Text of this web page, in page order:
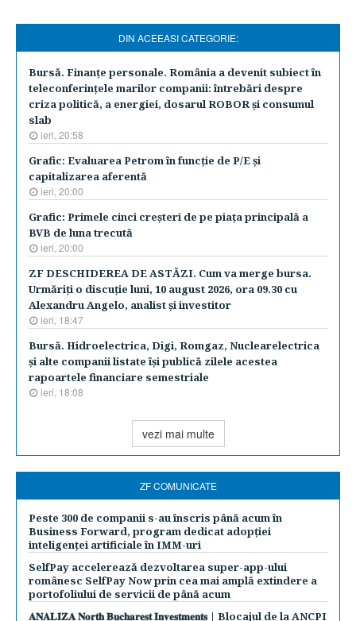
DIN ACEEASI CATEGORIE:
Bursă. Finanţe personale. România a devenit subiect în
teleconferinţele marilor companii: întrebări despre
criza politică, a energiei, dosarul ROBOR şi consumul
slab
ieri, 20:58
Grafic: Evaluarea Petrom în funcţie de P/E şi
capitalizarea aferentă
ieri, 20:00
Grafic: Primele cinci creşteri de pe piaţa principală a
BVB de luna trecută
ieri, 20:00
ZF DESCHIDEREA DE ASTĂZI. Cum va merge bursa.
Urmăriţi o discuţie luni, 10 august 2026, ora 09.30 cu
Alexandru Angelo, analist şi investitor
ieri, 18:47
Bursă. Hidroelectrica, Digi, Romgaz, Nuclearelectrica
şi alte companii listate îşi publică zilele acestea
rapoartele financiare semestriale
ieri, 18:08
vezi mai multe
ZF COMUNICATE
Peste 300 de companii s-au înscris până acum în
Business Forward, program dedicat adopției
inteligenței artificiale în IMM-uri
SelfPay accelerează dezvoltarea super-app-ului
românesc SelfPay Now prin cea mai amplă extindere a
portofoliului de servicii de până acum
𝐀𝐍𝐀𝐋𝐈𝐙𝐀 𝐍𝐨𝐫𝐭𝐡 𝐁𝐮𝐜𝐡𝐚𝐫𝐞𝐬𝐭 𝐈𝐧𝐯𝐞𝐬𝐭𝐦𝐞𝐧𝐭𝐬 | Blocajul de la ANCPI